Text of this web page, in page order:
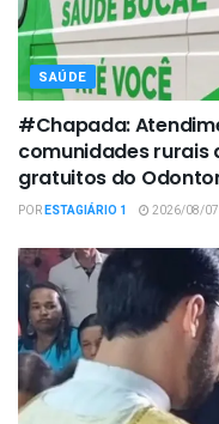
SAÚDE
#Chapada:
comunidades rurais
gratuitos do
PORESTAGIÁRIO 1 2026/08/07